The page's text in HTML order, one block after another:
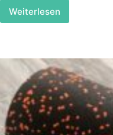
Weiterlesen
Die
–
Plantarfaszie
rollen